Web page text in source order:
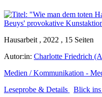
Hausarbeit , 2022 , 15 Seiten
Autor:in: Charlotte Friedrich
Medien / Kommunikation -
Leseprobe & Details
Blick